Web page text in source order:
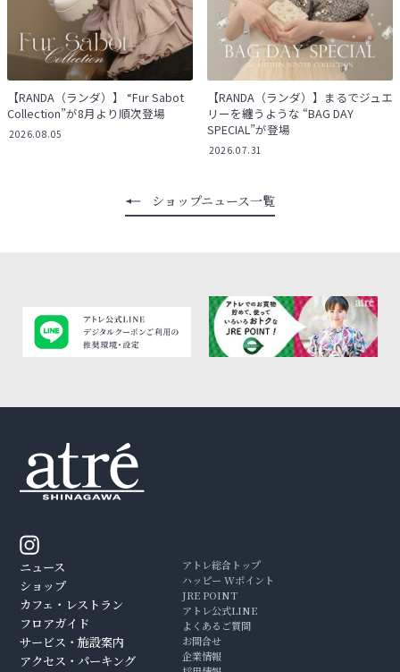
【RANDA（ランダ）】 “Fur Sabot
Collection”が8月より順次登場
2026.08.05
【RANDA（ランダ）】まるでジュエ
リーを纏うような “BAG DAY
SPECIAL”が登場
2026.07.31
ショップニュース一覧
ニュース
ショップ
カフェ・レストラン
フロアガイド
サービス・施設案内
アクセス・パーキング
アトレ総合トップ
ハッピー Wポイント
JRE POINT
アトレ公式LINE
よくあるご質問
お問合せ
企業情報